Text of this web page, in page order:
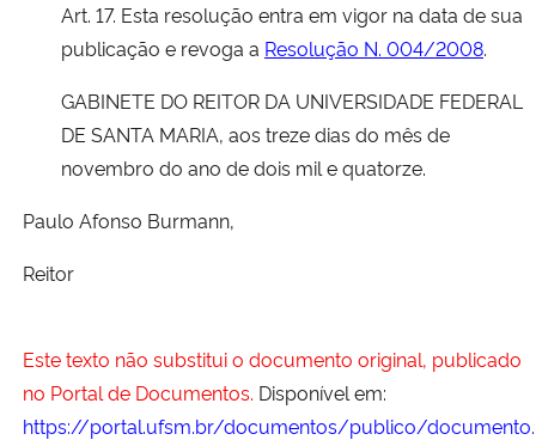
Art. 17. Esta resolução entra em vigor na data de sua
publicação e revoga a Resolução N. 004/2008.
GABINETE DO REITOR DA UNIVERSIDADE FEDERAL
DE SANTA MARIA, aos treze dias do mês de
novembro do ano de dois mil e quatorze.
Paulo Afonso Burmann,
Reitor
Este texto não substitui o documento original, publicado
no Portal de Documentos. Disponível em:
https://portal.ufsm.br/documentos/publico/